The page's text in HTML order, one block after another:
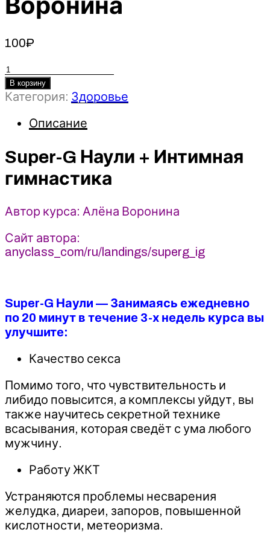
Воронина
100₽
Количество
товара
Super-
Наули
Интимная
гимнастика
AnyClass
-
Алёна
Воронина
В корзину
Категория: Здоровье
Описание
Super-G Наули + Интимная
гимнастика
Автор курса: Алёна Воронина
Сайт автора:
anyclass_com/ru/landings/superg_ig
Super-G Наули — Занимаясь ежедневно
по 20 минут в течение 3-х недель курса вы
улучшите:
Качество секса
Помимо того, что чувствительность и
либидо повысится, а комплексы уйдут, вы
также научитесь секретной технике
всасывания, которая сведёт с ума любого
мужчину.
Работу ЖКТ
Устраняются проблемы несварения
желудка, диареи, запоров, повышенной
кислотности, метеоризма.